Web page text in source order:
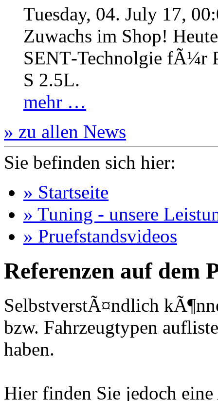
Tuesday, 04. July 17,
Zuwachs im Shop!
SENT‐Technolgie fÃ¼r
S 2.5L.
mehr …
» zu allen News
Sie befinden sich hier:
» Startseite
» Tuning - unsere
» Pruefstandsvideos
Referenzen auf dem
SelbstverstÃ¤ndlich
bzw. Fahrzeugtypen
haben.
Hier finden Sie jedoch